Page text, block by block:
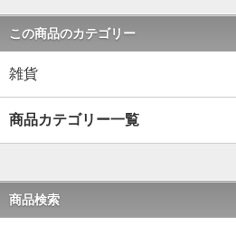
この商品のカテゴリー
雑貨
商品カテゴリー一覧
商品検索